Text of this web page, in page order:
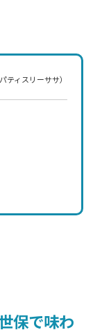
ティスリーササ）
7-13
保で味わ